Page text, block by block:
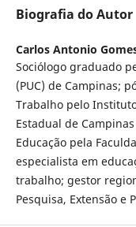
Biografia do Autor
Carlos Antonio
Sociólogo graduado
(PUC) de Campinas;
Trabalho pelo
Estadual de
Educação pela
especialista em
trabalho; gestor
Pesquisa, Extensão e